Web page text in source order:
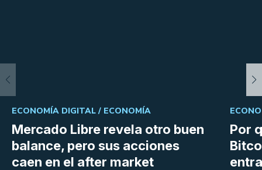
Mercado Libre revela otro buen
balance, pero sus acciones
caen en el after market
ECONOMÍA DIGITAL / ECONOMÍA
Por